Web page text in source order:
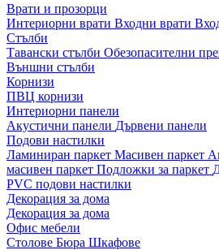
Врати и прозорци
Интериорни врати Входни врати
Стълби
Тавански стълби Обезопасителни
Външни стълби
Корнизи
ПВЦ корнизи
Интериорни панели
Акустични панели Дървени панели
Подови настилки
Ламиниран паркет Масивен паркет
масивен паркет Подложки за паркет
PVC подови настилки
Декорация за дома
Декорация за дома
Офис мебели
Столове Бюра Шкафове